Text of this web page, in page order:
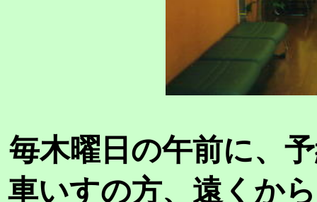
毎木曜日の午前に、
車いすの方、遠くか